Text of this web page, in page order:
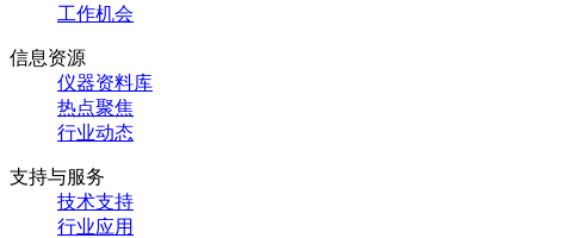
工作机会
信息资源
仪器资料库
热点聚焦
行业动态
支持与服务
技术支持
行业应用